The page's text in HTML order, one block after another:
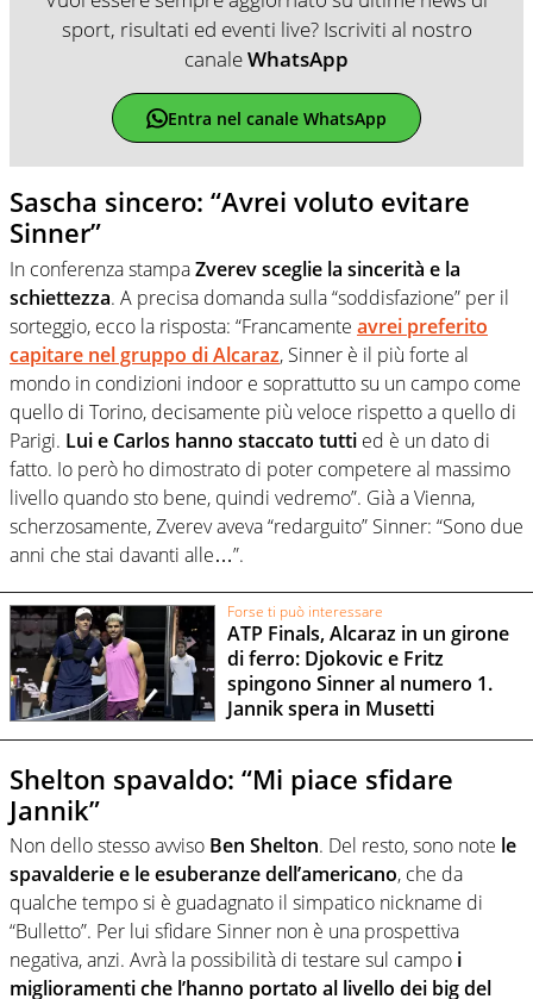
sport, risultati ed eventi live? Iscriviti al nostro
canaleWhatsApp
Entra nel canale WhatsApp
Sascha sincero: “Avrei voluto evitare
Sinner”
In conferenza stampaZverev sceglie la sincerità e la
schiettezza. A precisa domanda sulla “soddisfazione” per il
sorteggio, ecco la risposta: “Francamente avrei preferito
capitare nel gruppo di Alcaraz, Sinner è il più forte al
mondo in condizioni indoor e soprattutto su un campo come
quello di Torino, decisamente più veloce rispetto a quello di
Parigi. Lui e Carlos hanno staccato tutti ed è un dato di
fatto. Io però ho dimostrato di poter competere al massimo
livello quando sto bene, quindi vedremo”. Già a Vienna,
scherzosamente, Zverev aveva “redarguito” Sinner: “Sono due
anni che stai davanti alle…”.
Forse ti può interessare
ATP Finals, Alcaraz in un girone
di ferro: Djokovic e Fritz
spingono Sinner al numero 1.
Jannik spera in Musetti
Shelton spavaldo: “Mi piace sfidare
Jannik”
Non dello stesso avviso Ben Shelton. Del resto, sono note le
spavalderie e le esuberanze dell’americano, che da
qualche tempo si è guadagnato il simpatico nickname di
“Bulletto”. Per lui sfidare Sinner non è una prospettiva
negativa, anzi. Avrà la possibilità di testare sul campo i
miglioramenti che l’hanno portato al livello dei big del